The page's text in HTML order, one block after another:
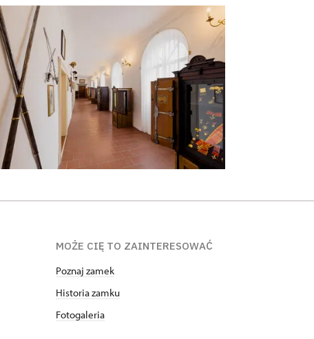
MOŻE CIĘ TO ZAINTERESOWAĆ
Poznaj zamek
Historia zamku
Fotogaleria